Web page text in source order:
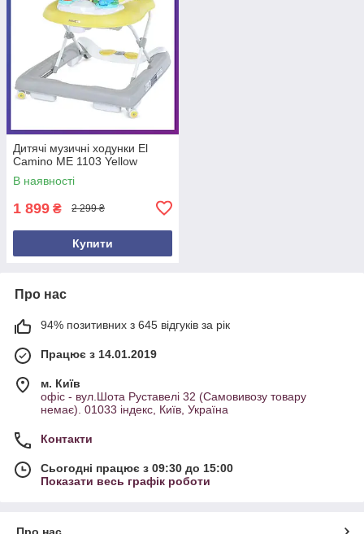
Дитячі музичні ходунки El
Camino ME 1103 Yellow
В наявності
1 899 ₴ 2 299 ₴
Купити
Про нас
94% позитивних з 645 відгуків за рік
Працює з 14.01.2019
м. Київ
офіс - вул.Шота Руставелі 32 (Самовивозу товару
немає). 01033 індекс, Київ, Україна
Контакти
Сьогодні працює з 09:30 до 15:00
Показати весь графік роботи